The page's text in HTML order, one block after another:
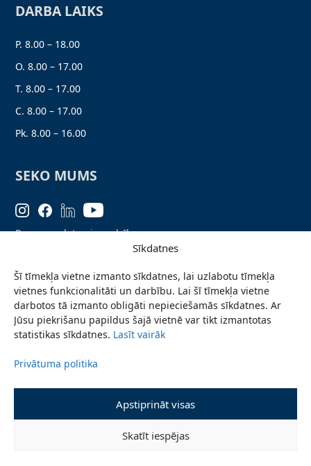
Sīkdatnes
Šī tīmekļa vietne izmanto sīkdatnes, lai uzlabotu tīmekļa
vietnes funkcionalitāti un darbību. Lai šī tīmekļa vietne
darbotos tā izmanto obligāti nepieciešamās sīkdatnes. Ar
Jūsu piekrišanu papildus šajā vietnē var tikt izmantotas
statistikas sīkdatnes. Lasīt vairāk
Privātuma politika
Apstiprināt visas
Skatīt iespējas
DARBA LAIKS
P. 8.00 – 18.00
O. 8.00 – 17.00
T. 8.00 – 17.00
C. 8.00 – 17.00
Pk. 8.00 – 16.00
SEKO MUMS
Personas datu aizsardzība
Ziņo par problēmu
Pieteikties jaunumiem
Piekļūstamības paziņojums
© 2026 Valmieras novada pašvaldība